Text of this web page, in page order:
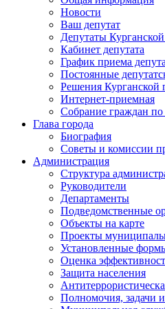
Новости
Ваш депутат
Депутаты
Кабинет депутата
График приема
Постоянные
Решения Курганской
Интернет-приемная
Собрание граждан
Глава города
Биография
Советы и комиссии
Администрация
Структура
Руководители
Департаменты
Подведомственные
Объекты на карте
Проекты
Установленные
Оценка
Защита населения
Полномочия, задачи